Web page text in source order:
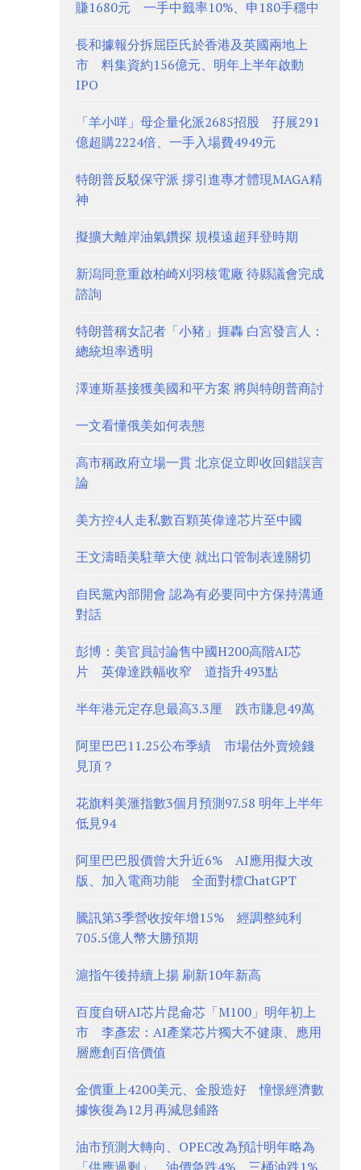
賺1680元 一手中籤率10%、申180手穩中
長和據報分拆屈臣氏於香港及英國兩地上
市 料集資約156億元、明年上半年啟動
IPO
「羊小咩」母企量化派2685招股 孖展291
億超購2224倍、一手入場費4949元
特朗普反駁保守派 撐引進專才體現MAGA精
神
擬擴大離岸油氣鑽探 規模遠超拜登時期
新潟同意重啟柏崎刈羽核電廠 待縣議會完成
諮詢
特朗普稱女記者「小豬」捱轟 白宮發言人：
總統坦率透明
澤連斯基接獲美國和平方案 將與特朗普商討
一文看懂俄美如何表態
高市稱政府立場一貫 北京促立即收回錯誤言
論
美方控4人走私數百顆英偉達芯片至中國
王文濤晤美駐華大使 就出口管制表達關切
自民黨內部開會 認為有必要同中方保持溝通
對話
彭博：美官員討論售中國H200高階AI芯
片 英偉達跌幅收窄 道指升493點
半年港元定存息最高3.3厘 跌市賺息49萬
阿里巴巴11.25公布季績 市場估外賣燒錢
見頂？
花旗料美滙指數3個月預測97.58 明年上半年
低見94
阿里巴巴股價曾大升近6% AI應用擬大改
版、加入電商功能 全面對標ChatGPT
騰訊第3季營收按年增15% 經調整純利
705.5億人幣大勝預期
滬指午後持續上揚 刷新10年新高
百度自研AI芯片昆侖芯「M100」明年初上
市 李彥宏：AI產業芯片獨大不健康、應用
層應創百倍價值
金價重上4200美元、金股造好 憧憬經濟數
據恢復為12月再減息鋪路
油市預測大轉向、OPEC改為預計明年略為